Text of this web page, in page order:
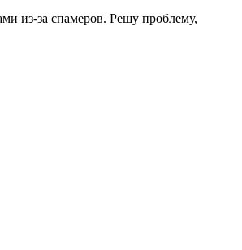
из-за спамеров. Решу проблему,